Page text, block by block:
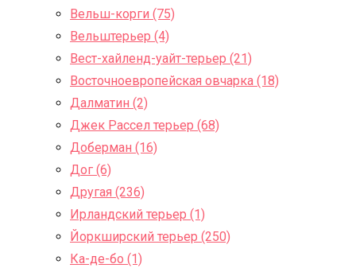
Вельш-корги (75)
Вельштерьер (4)
Вест-хайленд-уайт-терьер (21)
Восточноевропейская овчарка (18)
Далматин (2)
Джек Рассел терьер (68)
Доберман (16)
Дог (6)
Другая (236)
Ирландский терьер (1)
Йоркширский терьер (250)
Ка-де-бо (1)